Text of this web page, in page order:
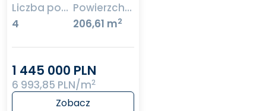
Liczba pokoi
4
Powierzchnia
206,61 m2
1 445 000 PLN
6 993,85 PLN/m2
Zobacz